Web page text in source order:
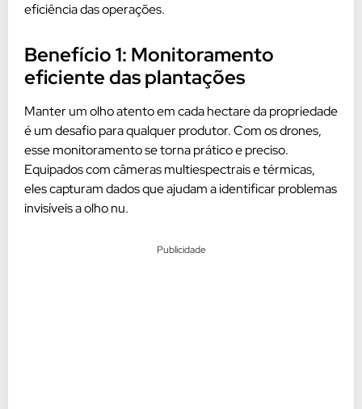
eficiência das operações.
Benefício 1: Monitoramento
eficiente das plantações
Manter um olho atento em cada hectare da propriedade
é um desafio para qualquer produtor. Com os drones,
esse monitoramento se torna prático e preciso.
Equipados com câmeras multiespectrais e térmicas,
eles capturam dados que ajudam a identificar problemas
invisíveis a olho nu.
Publicidade